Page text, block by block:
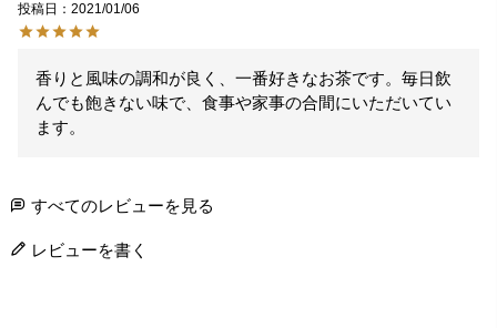
投稿日
2021/01/06
香りと風味の調和が良く、一番好きなお茶です。毎日飲
んでも飽きない味で、食事や家事の合間にいただいてい
ます。
すべてのレビューを見る
レビューを書く